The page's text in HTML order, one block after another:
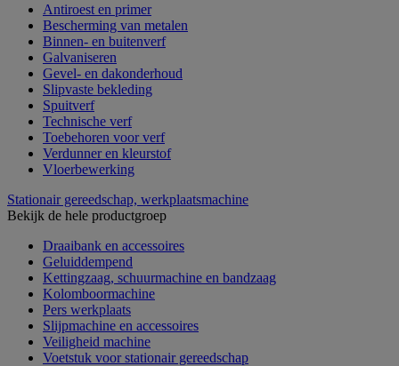
Antiroest en primer
Bescherming van metalen
Binnen- en buitenverf
Galvaniseren
Gevel- en dakonderhoud
Slipvaste bekleding
Spuitverf
Technische verf
Toebehoren voor verf
Verdunner en kleurstof
Vloerbewerking
Stationair gereedschap, werkplaatsmachine
Bekijk de hele productgroep
Draaibank en accessoires
Geluiddempend
Kettingzaag, schuurmachine en bandzaag
Kolomboormachine
Pers werkplaats
Slijpmachine en accessoires
Veiligheid machine
Voetstuk voor stationair gereedschap